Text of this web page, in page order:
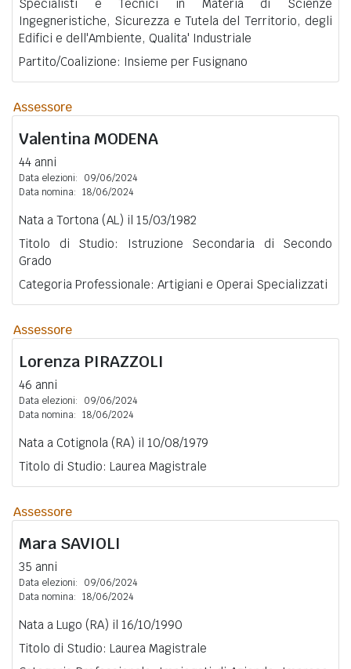
Specialisti e Tecnici in Materia di Scienze
Ingegneristiche, Sicurezza e Tutela del Territorio, degli
Edifici e dell'Ambiente, Qualita' Industriale
Partito/Coalizione: Insieme per Fusignano
Assessore
Valentina MODENA
44 anni
Data elezioni:
09/06/2024
Data nomina: 18/06/2024
Nata a Tortona (AL) il 15/03/1982
Titolo di Studio: Istruzione Secondaria di Secondo
Grado
Categoria Professionale: Artigiani e Operai Specializzati
Assessore
Lorenza PIRAZZOLI
46 anni
Data elezioni:
09/06/2024
Data nomina: 18/06/2024
Nata a Cotignola (RA) il 10/08/1979
Titolo di Studio: Laurea Magistrale
Assessore
Mara SAVIOLI
35 anni
Data elezioni:
09/06/2024
Data nomina: 18/06/2024
Nata a Lugo (RA) il 16/10/1990
Titolo di Studio: Laurea Magistrale